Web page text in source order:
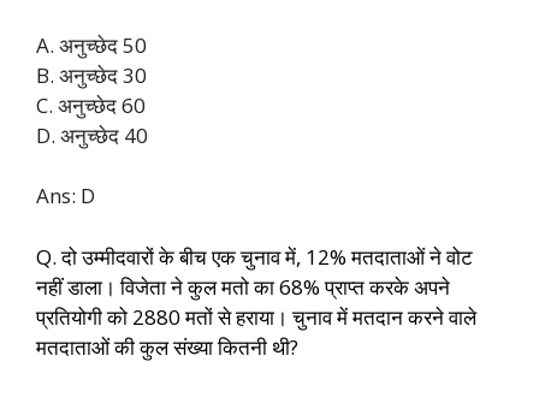
A. अनुच्छेद 50
B. अनुच्छेद 30
C. अनुच्छेद 60
D. अनुच्छेद 40
Ans: D
Q. दो उम्मीदवारों के बीच एक चुनाव में, 12% मतदाताओं ने वोट
नहीं डाला। विजेता ने कुल मतो का 68% प्राप्त करके अपने
प्रतियोगी को 2880 मतों से हराया। चुनाव में मतदान करने वाले
मतदाताओं की कुल संख्या कितनी थी?